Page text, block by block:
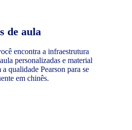
de aula
encontra a infraestrutura
personalizadas e material
qualidade Pearson para se
em chinês.